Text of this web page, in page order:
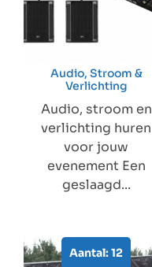
Audio, Stroom &
Verlichting
Audio, stroom en
verlichting huren
voor jouw
evenement Een
geslaagd...
Aantal: 12